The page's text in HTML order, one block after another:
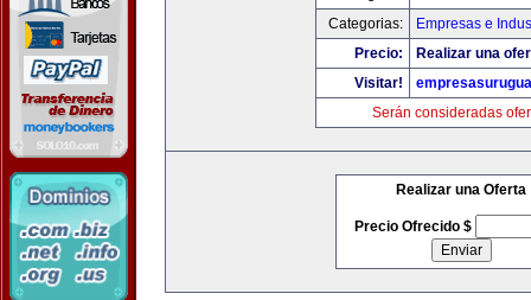
Categorias:
Empresas e
Precio:
Realizar una
Visitar!
Serán consideradas
Realizar una Oferta
Precio Ofrecido $